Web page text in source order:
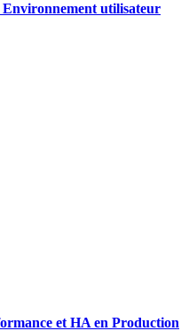
utilisateur
et HA en Production